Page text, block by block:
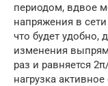
периодом, вдвое
напряжения в
что будет удобно,
изменения
раз и равняется
нагрузка